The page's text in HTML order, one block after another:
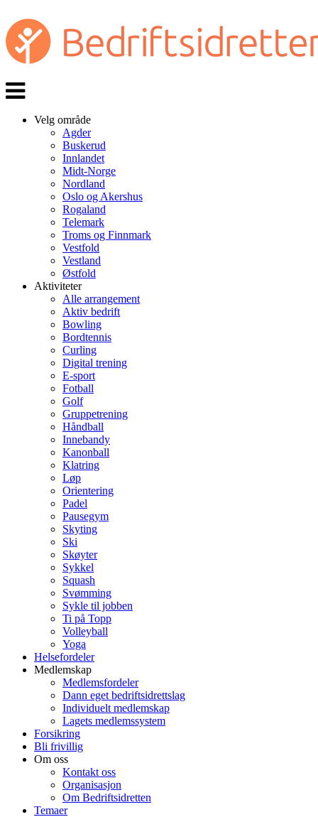
Veksle
navigasjon
Velg område
Agder
Buskerud
Innlandet
Midt-Norge
Nordland
Oslo og Akershus
Rogaland
Telemark
Troms og Finnmark
Vestfold
Vestland
Østfold
Aktiviteter
Alle arrangement
Aktiv bedrift
Bowling
Bordtennis
Curling
Digital trening
E-sport
Fotball
Golf
Gruppetrening
Håndball
Innebandy
Kanonball
Klatring
Løp
Orientering
Padel
Pausegym
Skyting
Ski
Skøyter
Sykkel
Squash
Svømming
Sykle til jobben
Ti på Topp
Volleyball
Yoga
Helsefordeler
Medlemskap
Medlemsfordeler
Dann eget bedriftsidrettslag
Individuelt medlemskap
Lagets medlemssystem
Forsikring
Bli frivillig
Om oss
Kontakt oss
Organisasjon
Om Bedriftsidretten
Temaer